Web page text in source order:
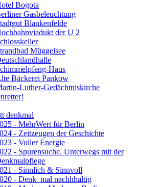
Bogota
Gasbeleuchtung
Blankenfelde
der U 2
Müggelsee
Haus
Bäckerei Pankow
Luther-Gedächtniskirche
denkmal
- MehrWert für Berlin
- Zeitzeugen der Geschichte
- Voller Energie
- Spurensuche. Unterwegs mit der
- Sinnlich & Sinnvoll
- Denk_mal nachhhaltig